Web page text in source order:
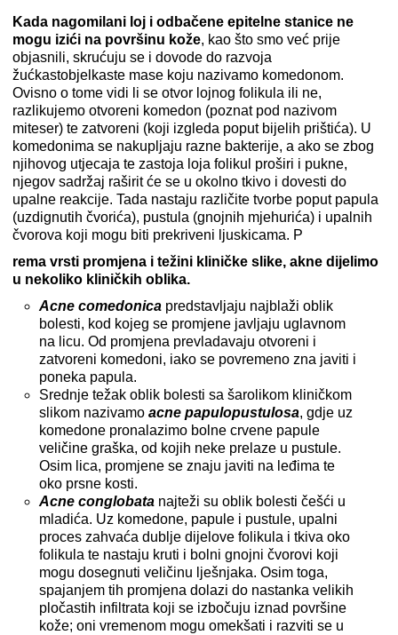
Kada nagomilani loj i odbačene epitelne stanice ne
mogu izići na površinu kože, kao što smo već prije
objasnili, skrućuju se i dovode do razvoja
žućkastobjelkaste mase koju nazivamo komedonom.
Ovisno o tome vidi li se otvor lojnog folikula ili ne,
razlikujemo otvoreni komedon (poznat pod nazivom
miteser) te zatvoreni (koji izgleda poput bijelih prištića). U
komedonima se nakupljaju razne bakterije, a ako se zbog
njihovog utjecaja te zastoja loja folikul proširi i pukne,
njegov sadržaj raširit će se u okolno tkivo i dovesti do
upalne reakcije. Tada nastaju različite tvorbe poput papula
(uzdignutih čvorića), pustula (gnojnih mjehurića) i upalnih
čvorova koji mogu biti prekriveni ljuskicama. P
rema vrsti promjena i težini kliničke slike, akne dijelimo
u nekoliko kliničkih oblika.
Acne comedonica predstavljaju najblaži oblik
bolesti, kod kojeg se promjene javljaju uglavnom
na licu. Od promjena prevladavaju otvoreni i
zatvoreni komedoni, iako se povremeno zna javiti i
poneka papula.
Srednje težak oblik bolesti sa šarolikom kliničkom
slikom nazivamo acne papulopustulosa, gdje uz
komedone pronalazimo bolne crvene papule
veličine graška, od kojih neke prelaze u pustule.
Osim lica, promjene se znaju javiti na leđima te
oko prsne kosti.
Acne conglobata najteži su oblik bolesti češći u
mladića. Uz komedone, papule i pustule, upalni
proces zahvaća dublje dijelove folikula i tkiva oko
folikula te nastaju kruti i bolni gnojni čvorovi koji
mogu dosegnuti veličinu lješnjaka. Osim toga,
spajanjem tih promjena dolazi do nastanka velikih
pločastih infiltrata koji se izbočuju iznad površine
kože; oni vremenom mogu omekšati i razviti se u